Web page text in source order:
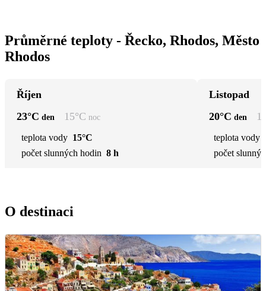
Průměrné teploty - Řecko, Rhodos, Město
Rhodos
Říjen
23°C den 15°C noc
teplota vody 15°C
počet slunných hodin 8 h
Listopad
20°C den
teplota vody
počet
O destinaci